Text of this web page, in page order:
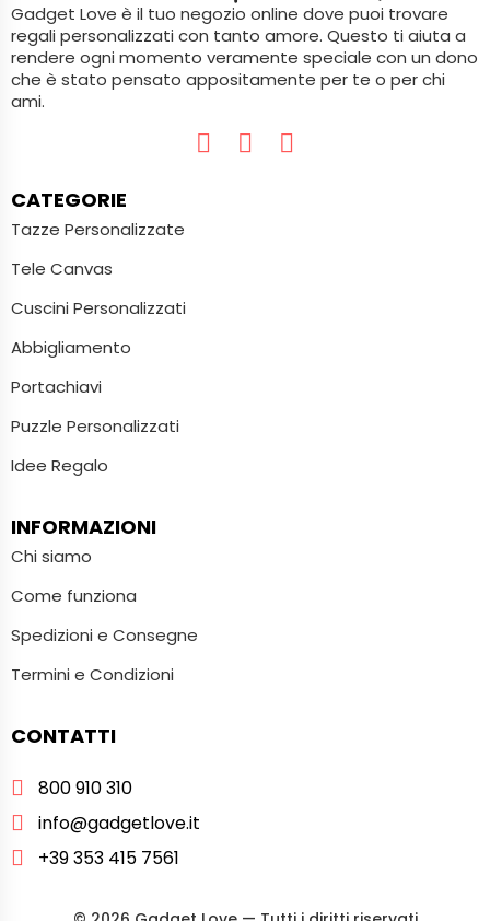
Gadget Love è il tuo negozio online dove puoi trovare
regali personalizzati con tanto amore. Questo ti aiuta a
rendere ogni momento veramente speciale con un dono
che è stato pensato appositamente per te o per chi
ami.
CATEGORIE
Tazze Personalizzate
Tele Canvas
Cuscini Personalizzati
Abbigliamento
Portachiavi
Puzzle Personalizzati
Idee Regalo
INFORMAZIONI
Chi siamo
Come funziona
Spedizioni e Consegne
Termini e Condizioni
CONTATTI
800 910 310
info@gadgetlove.it
+39 353 415 7561